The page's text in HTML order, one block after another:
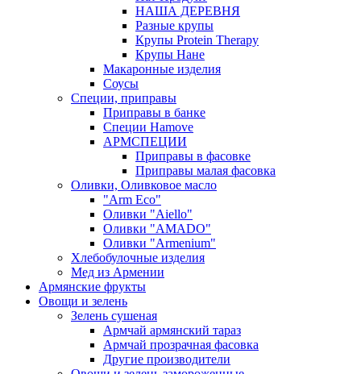
НАША ДЕРЕВНЯ
Разные крупы
Крупы Protein Therapy
Крупы Нане
Макаронные изделия
Соусы
Специи, приправы
Приправы в банке
Специи Hamove
АРМСПЕЦИИ
Приправы в фасовке
Приправы малая фасовка
Оливки, Оливковое масло
"Arm Eco"
Оливки "Aiello"
Оливки "AMADO"
Оливки "Armenium"
Хлебобулочные изделия
Мед из Армении
Армянские фрукты
Овощи и зелень
Зелень сушеная
Армчай армянский тараз
Армчай прозрачная фасовка
Другие производители